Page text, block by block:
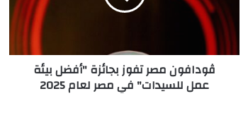
عمل
للسيدات"
في
ڤودافون مصر تفوز بجائزة "أفضل بيئة
عمل للسيدات" في مصر لعام 2025